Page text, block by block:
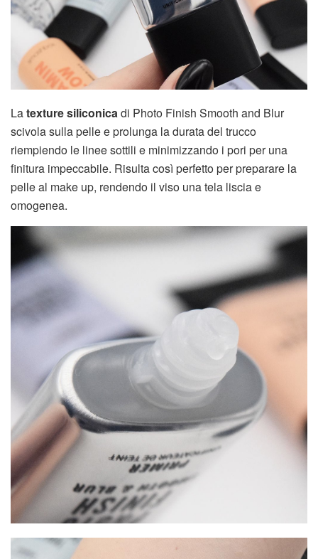
Latexture siliconicadi Photo Finish Smooth and Blur
scivola sulla pelle e prolunga la durata del trucco
riempiendo le linee sottili e minimizzando i pori per una
finitura impeccabile. Risulta così perfetto per preparare la
pelle al make up, rendendo il viso una tela liscia e
omogenea.